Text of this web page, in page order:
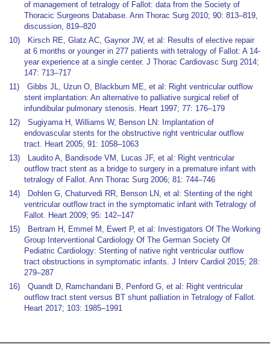
of management of tetralogy of Fallot: data from the Society of
Thoracic Surgeons Database. Ann Thorac Surg 2010; 90: 813–819,
discussion, 819–820
10) Kirsch RE, Glatz AC, Gaynor JW, et al: Results of elective repair
at 6 months or younger in 277 patients with tetralogy of Fallot: A 14-
year experience at a single center. J Thorac Cardiovasc Surg 2014;
147: 713–717
11) Gibbs JL, Uzun O, Blackburn ME, et al: Right ventricular outflow
stent implantation: An alternative to palliative surgical relief of
infundibular pulmonary stenosis. Heart 1997; 77: 176–179
12) Sugiyama H, Williams W, Benson LN: Implantation of
endovascular stents for the obstructive right ventricular outflow
tract. Heart 2005; 91: 1058–1063
13) Laudito A, Bandisode VM, Lucas JF, et al: Right ventricular
outflow tract stent as a bridge to surgery in a premature infant with
tetralogy of Fallot. Ann Thorac Surg 2006; 81: 744–746
14) Dohlen G, Chaturvedi RR, Benson LN, et al: Stenting of the right
ventricular outflow tract in the symptomatic infant with Tetralogy of
Fallot. Heart 2009; 95: 142–147
15) Bertram H, Emmel M, Ewert P, et al: Investigators Of The Working
Group Interventional Cardiology Of The German Society Of
Pediatric Cardiology: Stenting of native right ventricular outflow
tract obstructions in symptomatic infants. J Interv Cardiol 2015; 28:
279–287
16) Quandt D, Ramchandani B, Penford G, et al: Right ventricular
outflow tract stent versus BT shunt palliation in Tetralogy of Fallot.
Heart 2017; 103: 1985–1991